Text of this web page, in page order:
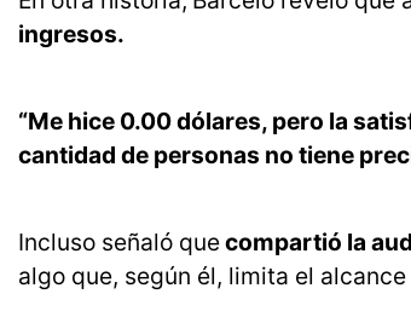
ingresos.
“Me hice 0.00 dólares, pero la
cantidad de personas no tiene
Incluso señaló quecompartió la
algo que, según él, limita el